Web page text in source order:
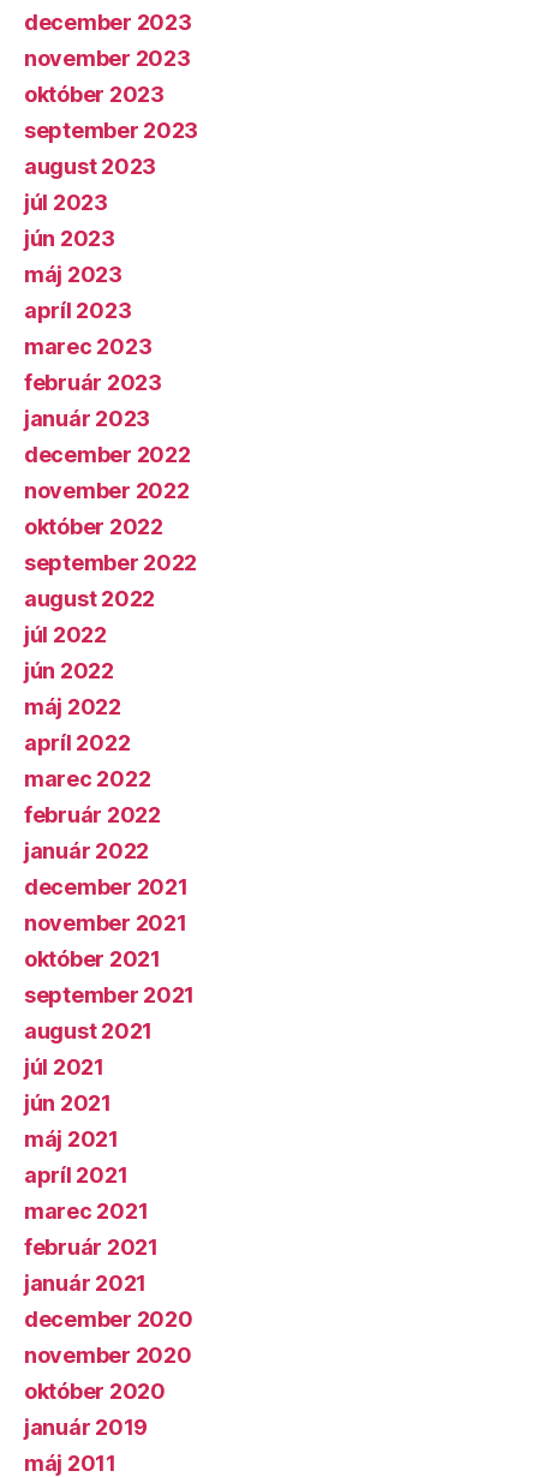
december 2023
november 2023
október 2023
september 2023
august 2023
júl 2023
jún 2023
máj 2023
apríl 2023
marec 2023
február 2023
január 2023
december 2022
november 2022
október 2022
september 2022
august 2022
júl 2022
jún 2022
máj 2022
apríl 2022
marec 2022
február 2022
január 2022
december 2021
november 2021
október 2021
september 2021
august 2021
júl 2021
jún 2021
máj 2021
apríl 2021
marec 2021
február 2021
január 2021
december 2020
november 2020
október 2020
január 2019
máj 2011